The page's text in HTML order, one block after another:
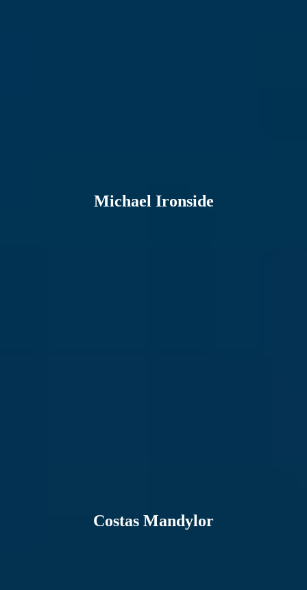
Michael Ironside
Costas Mandylor